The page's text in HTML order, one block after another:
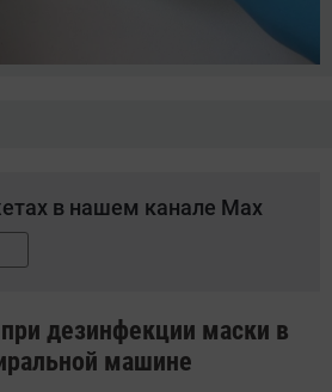
в нашем канале Max
дезинфекции маски в
машине